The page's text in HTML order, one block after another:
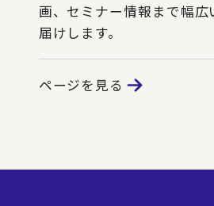
画、セミナー情報まで幅
届けします。
ページを見る